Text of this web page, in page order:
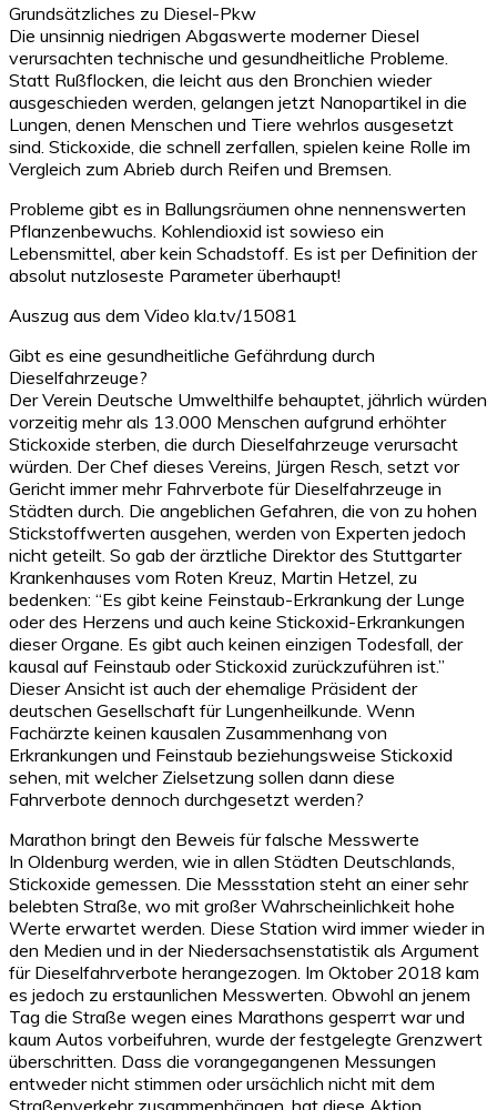
Grundsätzliches zu Diesel-Pkw
Die unsinnig niedrigen Abgaswerte moderner Diesel
verursachten technische und gesundheitliche Probleme.
Statt Rußflocken, die leicht aus den Bronchien wieder
ausgeschieden werden, gelangen jetzt Nanopartikel in die
Lungen, denen Menschen und Tiere wehrlos ausgesetzt
sind. Stickoxide, die schnell zerfallen, spielen keine Rolle im
Vergleich zum Abrieb durch Reifen und Bremsen.
Probleme gibt es in Ballungsräumen ohne nennenswerten
Pflanzenbewuchs. Kohlendioxid ist sowieso ein
Lebensmittel, aber kein Schadstoff. Es ist per Definition der
absolut nutzloseste Parameter überhaupt!
Auszug aus dem Video kla.tv/15081
Gibt es eine gesundheitliche Gefährdung durch
Dieselfahrzeuge?
Der Verein Deutsche Umwelthilfe behauptet, jährlich würden
vorzeitig mehr als 13.000 Menschen aufgrund erhöhter
Stickoxide sterben, die durch Dieselfahrzeuge verursacht
würden. Der Chef dieses Vereins, Jürgen Resch, setzt vor
Gericht immer mehr Fahrverbote für Dieselfahrzeuge in
Städten durch. Die angeblichen Gefahren, die von zu hohen
Stickstoffwerten ausgehen, werden von Experten jedoch
nicht geteilt. So gab der ärztliche Direktor des Stuttgarter
Krankenhauses vom Roten Kreuz, Martin Hetzel, zu
bedenken: “Es gibt keine Feinstaub-Erkrankung der Lunge
oder des Herzens und auch keine Stickoxid-Erkrankungen
dieser Organe. Es gibt auch keinen einzigen Todesfall, der
kausal auf Feinstaub oder Stickoxid zurückzuführen ist.”
Dieser Ansicht ist auch der ehemalige Präsident der
deutschen Gesellschaft für Lungenheilkunde. Wenn
Fachärzte keinen kausalen Zusammenhang von
Erkrankungen und Feinstaub beziehungsweise Stickoxid
sehen, mit welcher Zielsetzung sollen dann diese
Fahrverbote dennoch durchgesetzt werden?
Marathon bringt den Beweis für falsche Messwerte
In Oldenburg werden, wie in allen Städten Deutschlands,
Stickoxide gemessen. Die Messstation steht an einer sehr
belebten Straße, wo mit großer Wahrscheinlichkeit hohe
Werte erwartet werden. Diese Station wird immer wieder in
den Medien und in der Niedersachsenstatistik als Argument
für Dieselfahrverbote herangezogen. Im Oktober 2018 kam
es jedoch zu erstaunlichen Messwerten. Obwohl an jenem
Tag die Straße wegen eines Marathons gesperrt war und
kaum Autos vorbeifuhren, wurde der festgelegte Grenzwert
überschritten. Dass die vorangegangenen Messungen
entweder nicht stimmen oder ursächlich nicht mit dem
Straßenverkehr zusammenhängen, hat diese Aktion